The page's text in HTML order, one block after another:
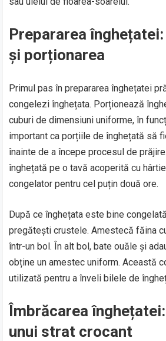
Prepararea
și porționarea
Primul pas în prepararea înghețatei
congelezi înghețata. Porționează
cuburi de dimensiuni uniforme, în
important ca porțiile de înghețată să
înainte de a începe procesul de
înghețată pe o tavă acoperită cu
congelator pentru cel puțin două ore.
După ce înghețata este bine
pregătești crustele. Amestecă făina
într-un bol. În alt bol, bate ouăle și
obține un amestec uniform. Această
utilizată pentru a înveli bilele de
Îmbrăcarea
unui strat crocant